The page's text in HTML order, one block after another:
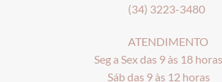
(34) 3223-3480
ATENDIMENTO
Seg a Sex das 9 às 18 horas
Sáb das 9 às 12 horas